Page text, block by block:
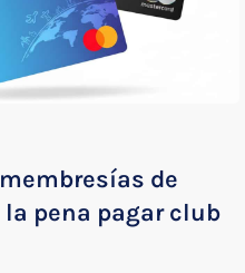
de
pena pagar club